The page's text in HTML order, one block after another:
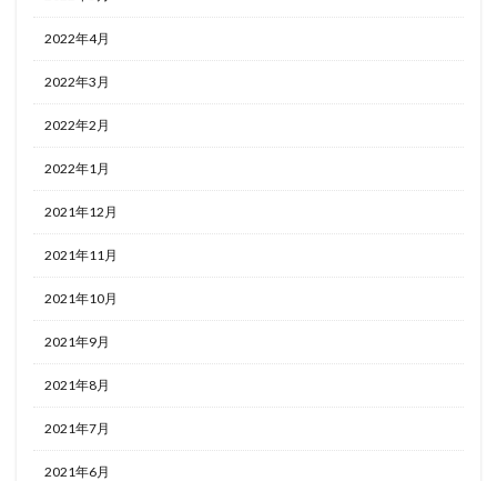
2022年4月
2022年3月
2022年2月
2022年1月
2021年12月
2021年11月
2021年10月
2021年9月
2021年8月
2021年7月
2021年6月